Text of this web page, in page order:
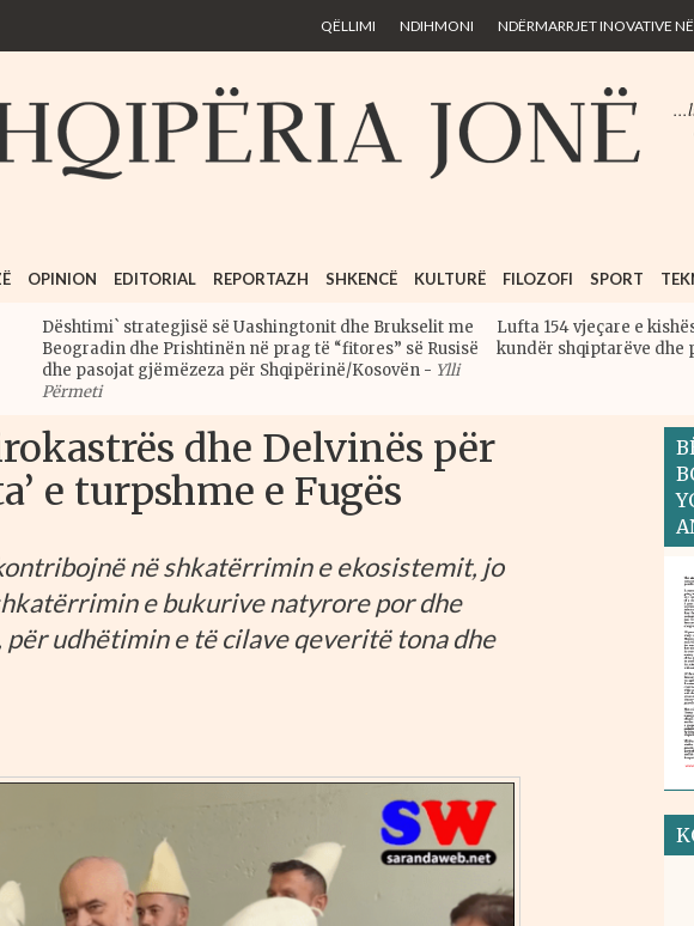
main
content
QËLLIMI NDIHMONI NDËRMARRJET INOVATIVE
OPINION EDITORIAL REPORTAZH SHKENCË KULTURË FILOZOFI SPORT
Dështimi` strategjisë së Uashingtonit dhe Brukselit me
Beogradin dhe Prishtinën në prag të “fitores” së Rusisë
dhe pasojat gjëmëzeza për Shqipërinë/Kosovën - Ylli
Përmeti
Lufta 154 vjeçare e
kundër shqiptarëve dhe
dhe Delvinës për
e turpshme e Fugës
në shkatërrimin e ekosistemit, jo
e bukurive natyrore por dhe
udhëtimin e të cilave qeveritë tona dhe